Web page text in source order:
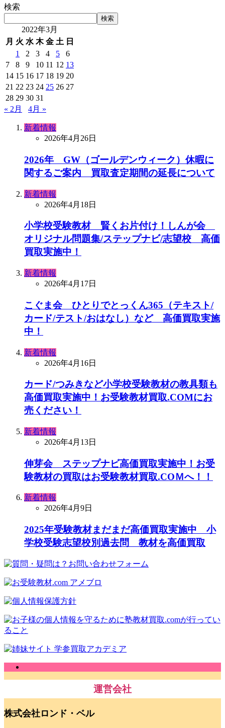
検索
検索
2022年3月
月 火 水 木 金 土 日
1
2 3 4 5
6
7
8 9 10 11 12 13
14 15 16 17 18 19 20
21 22 23 24 25 26 27
28 29 30 31
« 2月
4月 »
新着情報
2026年4月26日
2026年 GW（ゴールデンウィーク）休暇に
関するご案内 買取査定期間の延長について
新着情報
2026年4月18日
小学校受験教材 賢くお片付け！しんが会
オリジナル問題集/ステップナビ/志望校 高価
買取実施中！
新着情報
2026年4月17日
こぐま会 ひとりでとっくん365（テキスト/
カード/テスト/おはなし）など 高価買取実施
中！
新着情報
2026年4月16日
カード/つみきなど小学校受験教材の教具類も
高価買取実施中！お受験教材買取.COMにお
売ください！
新着情報
2026年4月13日
伸芽会 ステップナビ高価買取実施中！お受
験教材の買取はお受験教材買取.COＭへ！！
新着情報
2026年4月9日
2025年受験教材まだまだ高価買取実施中 小
学校受験志望校別過去問 教材を高価買取
運営会社
株式会社ロンド・ベル